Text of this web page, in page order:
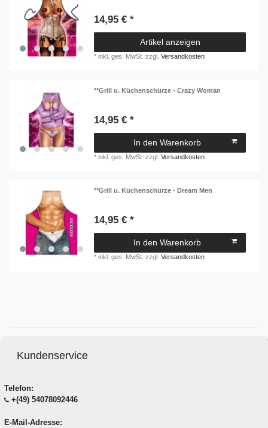
14,95 € *
Artikel anzeigen
*inkl. ges. MwSt. zzgl.Versandkosten
**Grill u. Küchenschürze - Crazy Woman
14,95 € *
In den Warenkorb
*inkl. ges. MwSt. zzgl.Versandkosten
**Grill u. Küchenschürze - Dream Men
14,95 € *
In den Warenkorb
*inkl. ges. MwSt. zzgl.Versandkosten
Kundenservice
Telefon:
+(49) 54078092446
E-Mail-Adresse: